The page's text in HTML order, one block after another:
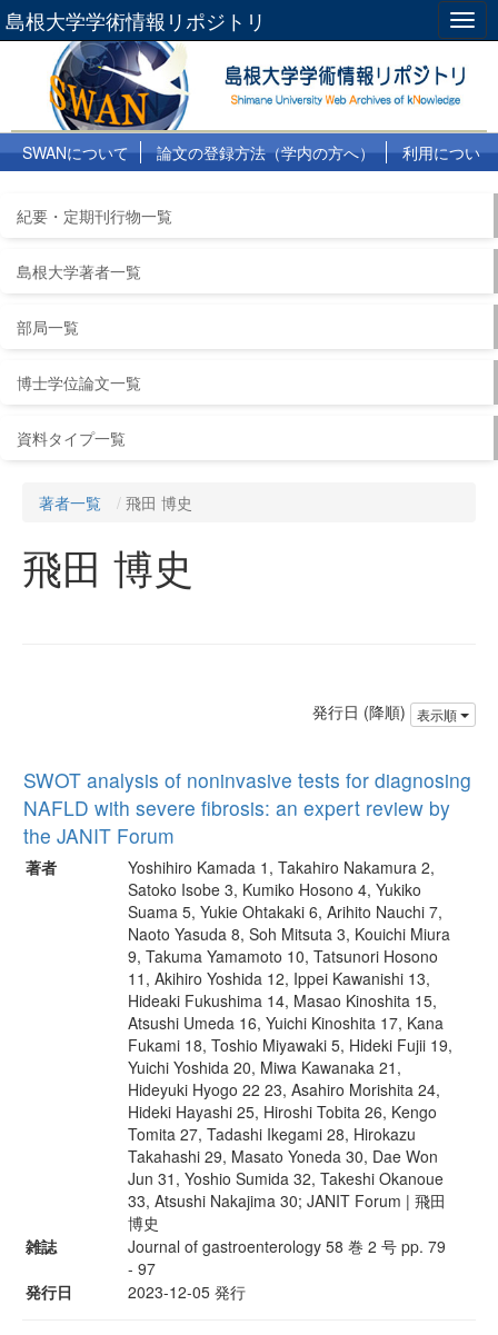
島根大学学術情報リポジトリ
SWANについて 論文の登録方法（学内の方へ）
利用につい
紀要・定期刊行物一覧
島根大学著者一覧
部局一覧
博士学位論文一覧
資料タイプ一覧
著者一覧 飛田 博史
飛田 博史
発行日 (降順) 表示順
SWOT analysis of noninvasive tests for diagnosing
NAFLD with severe fibrosis: an expert review by
the JANIT Forum
著者
Yoshihiro Kamada 1, Takahiro Nakamura 2,
Satoko Isobe 3, Kumiko Hosono 4, Yukiko
Suama 5, Yukie Ohtakaki 6, Arihito Nauchi 7,
Naoto Yasuda 8, Soh Mitsuta 3, Kouichi Miura
9, Takuma Yamamoto 10, Tatsunori Hosono
11, Akihiro Yoshida 12, Ippei Kawanishi 13,
Hideaki Fukushima 14, Masao Kinoshita 15,
Atsushi Umeda 16, Yuichi Kinoshita 17, Kana
Fukami 18, Toshio Miyawaki 5, Hideki Fujii 19,
Yuichi Yoshida 20, Miwa Kawanaka 21,
Hideyuki Hyogo 22 23, Asahiro Morishita 24,
Hideki Hayashi 25, Hiroshi Tobita 26, Kengo
Tomita 27, Tadashi Ikegami 28, Hirokazu
Takahashi 29, Masato Yoneda 30, Dae Won
Jun 31, Yoshio Sumida 32, Takeshi Okanoue
33, Atsushi Nakajima 30; JANIT Forum | 飛田
博史
雑誌
Journal of gastroenterology 58 巻 2 号 pp. 79
- 97
発行日
2023-12-05 発行